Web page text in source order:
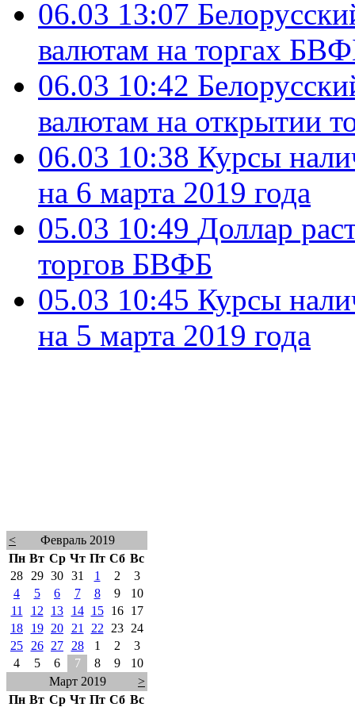
06.03 13:07
валютам на торгах
06.03 10:42
валютам на открытии
06.03 10:38 Курсы
на 6 марта 2019 года
05.03 10:49 Доллар
торгов БВФБ
05.03 10:45 Курсы
на 5 марта 2019 года
<
Февраль 2019
Пн Вт Ср Чт Пт Сб Вс
28
29 30 31 1 2
3
4
5 6 7 8 9
10
11
12 13 14 15 16
17
18
19 20 21 22 23
24
25
26 27 28 1 2
3
4
5 6 7 8 9
10
Март 2019
>
Пн Вт Ср Чт Пт Сб Вс